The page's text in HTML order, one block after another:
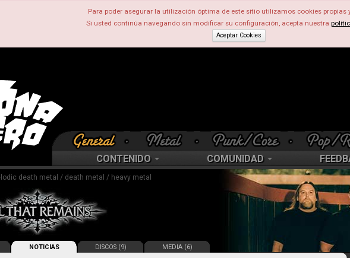
Para poder asegurar la utilización óptima de este sitio utilizamos cookies propias
Si usted continúa navegando sin modificar su configuración, acepta nuestra
Aceptar Cookies
CONTENIDO COMUNIDAD
death metal / death metal / heavy metal
NOTICIAS DISCOS (9) MEDIA (6)